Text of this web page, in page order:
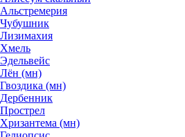
Альстремерия
Чубушник
Лизимахия
Хмель
Эдельвейс
Лён (мн)
Гвоздика (мн)
Дербенник
Прострел
Хризантема (мн)